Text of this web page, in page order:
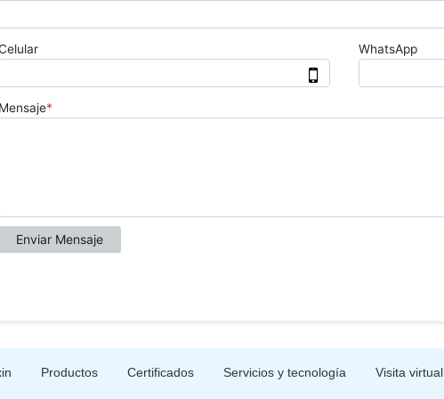
Productos Certificados Servicios y tecnología Visita virtual